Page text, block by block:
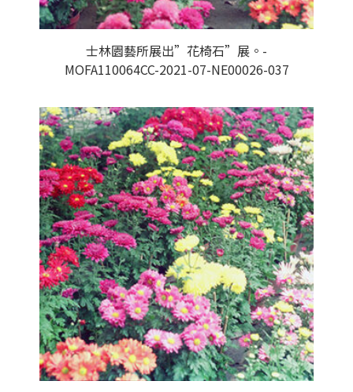
士林園藝所展出”花椅石”展。-
MOFA110064CC-2021-07-NE00026-037